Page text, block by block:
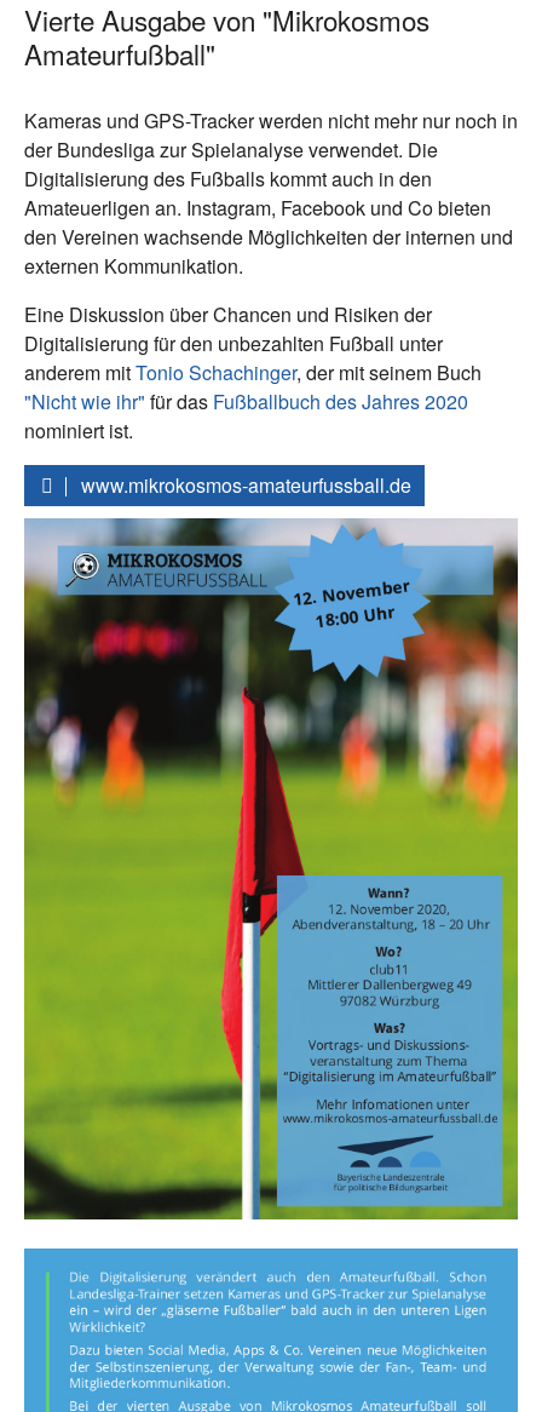
Vierte Ausgabe von "Mikrokosmos
Amateurfußball"
Kameras und GPS-Tracker werden nicht mehr nur noch in
der Bundesliga zur Spielanalyse verwendet. Die
Digitalisierung des Fußballs kommt auch in den
Amateuerligen an. Instagram, Facebook und Co bieten
den Vereinen wachsende Möglichkeiten der internen und
externen Kommunikation.
Eine Diskussion über Chancen und Risiken der
Digitalisierung für den unbezahlten Fußball unter
anderem mitTonio Schachinger, der mit seinem Buch
"Nicht wie ihr" für das Fußballbuch des Jahres 2020
nominiert ist.
www.mikrokosmos-amateurfussball.de